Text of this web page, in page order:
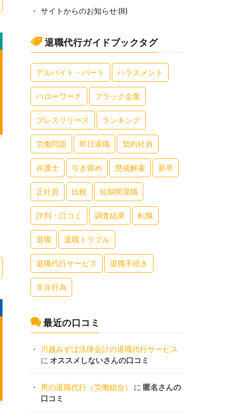
サイトからのお知らせ(8)
退職代行ガイドブックタグ
アルバイト・パート ハラスメント
ハローワーク ブラック企業
プレスリリース ランキング
労働問題 即日退職 契約社員
弁護士 引き留め 懲戒解雇 新卒
正社員 比較 短期間退職
評判・口コミ 調査結果 転職
退職 退職トラブル
退職代行サービス 退職手続き
非弁行為
最近の口コミ
川越みずほ法律会計の退職代行サービス
に オススメしないさんの口コミ
男の退職代行（労働組合） に 匿名さんの
口コミ